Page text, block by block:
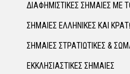
ΔΙΑΦΗΜΙΣΤΙΚΕΣ ΣΗΜΑΙΕΣ ΜΕ
ΣΗΜΑΙΕΣ ΕΛΛΗΝΙΚΕΣ ΚΑΙ
ΣΗΜΑΙΕΣ ΣΤΡΑΤΙΩΤΙΚΕΣ &
ΕΚΚΛΗΣΙΑΣΤΙΚΕΣ ΣΗΜΑΙΕΣ